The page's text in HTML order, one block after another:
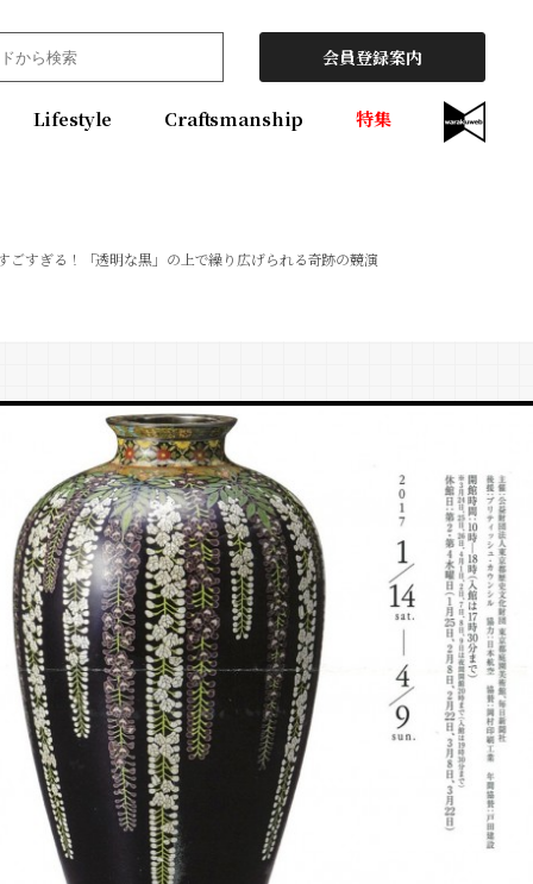
会員登録案内
Lifestyle Craftsmanship 特集
ごすぎる！「透明な黒」の上で繰り広げられる奇跡の競演